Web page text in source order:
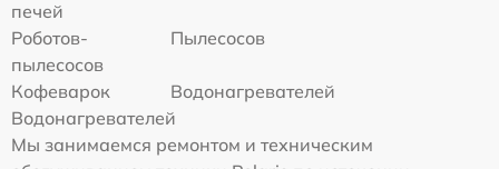
печей
Роботов-
пылесосов
Пылесосов
Кофеварок
Водонагревателей
Водонагревателей
Мы занимаемся ремонтом и техническим